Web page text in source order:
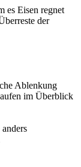
es Eisen regnet
der
Ablenkung
im Überblick